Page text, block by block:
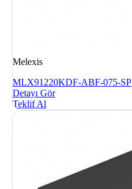
Melexis
MLX91220KDF-ABF-075-SP
Detayı Gör
Teklif Al